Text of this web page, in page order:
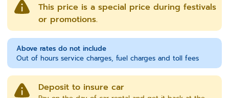
This price is a special price during festivals
or promotions.
Above rates do not include
Out of hours service charges, fuel charges and toll fees
Deposit to insure car